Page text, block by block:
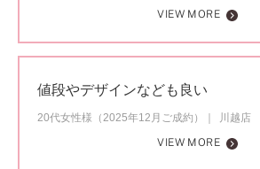
VIEW MORE
値段やデザインなども良い
20代女性様（2025年12月ご成約）
川越店
VIEW MORE